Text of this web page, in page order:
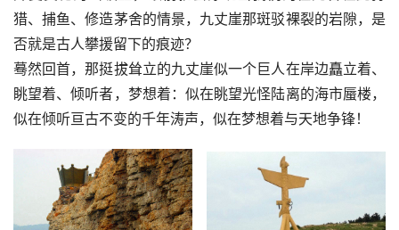
猎、捕鱼、修造茅舍的情景，九丈崖那斑驳裸裂的岩隙，是
否就是古人攀援留下的痕迹？
蓦然回首，那挺拔耸立的九丈崖似一个巨人在岸边矗立着、
眺望着、倾听者，梦想着：似在眺望光怪陆离的海市蜃楼，
似在倾听亘古不变的千年涛声，似在梦想着与天地争锋！